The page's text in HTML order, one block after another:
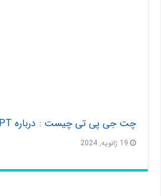
چت جی پی تی چیست : درباره ChatGPT بیشتر بدانیم
19 ژانویه, 2024